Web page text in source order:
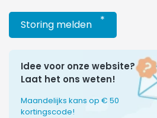
Storing melden *
Idee voor onze website?
Laat het ons weten!
Maandelijks kans op € 50
kortingscode!